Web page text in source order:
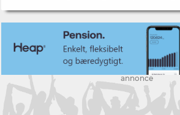
annonce